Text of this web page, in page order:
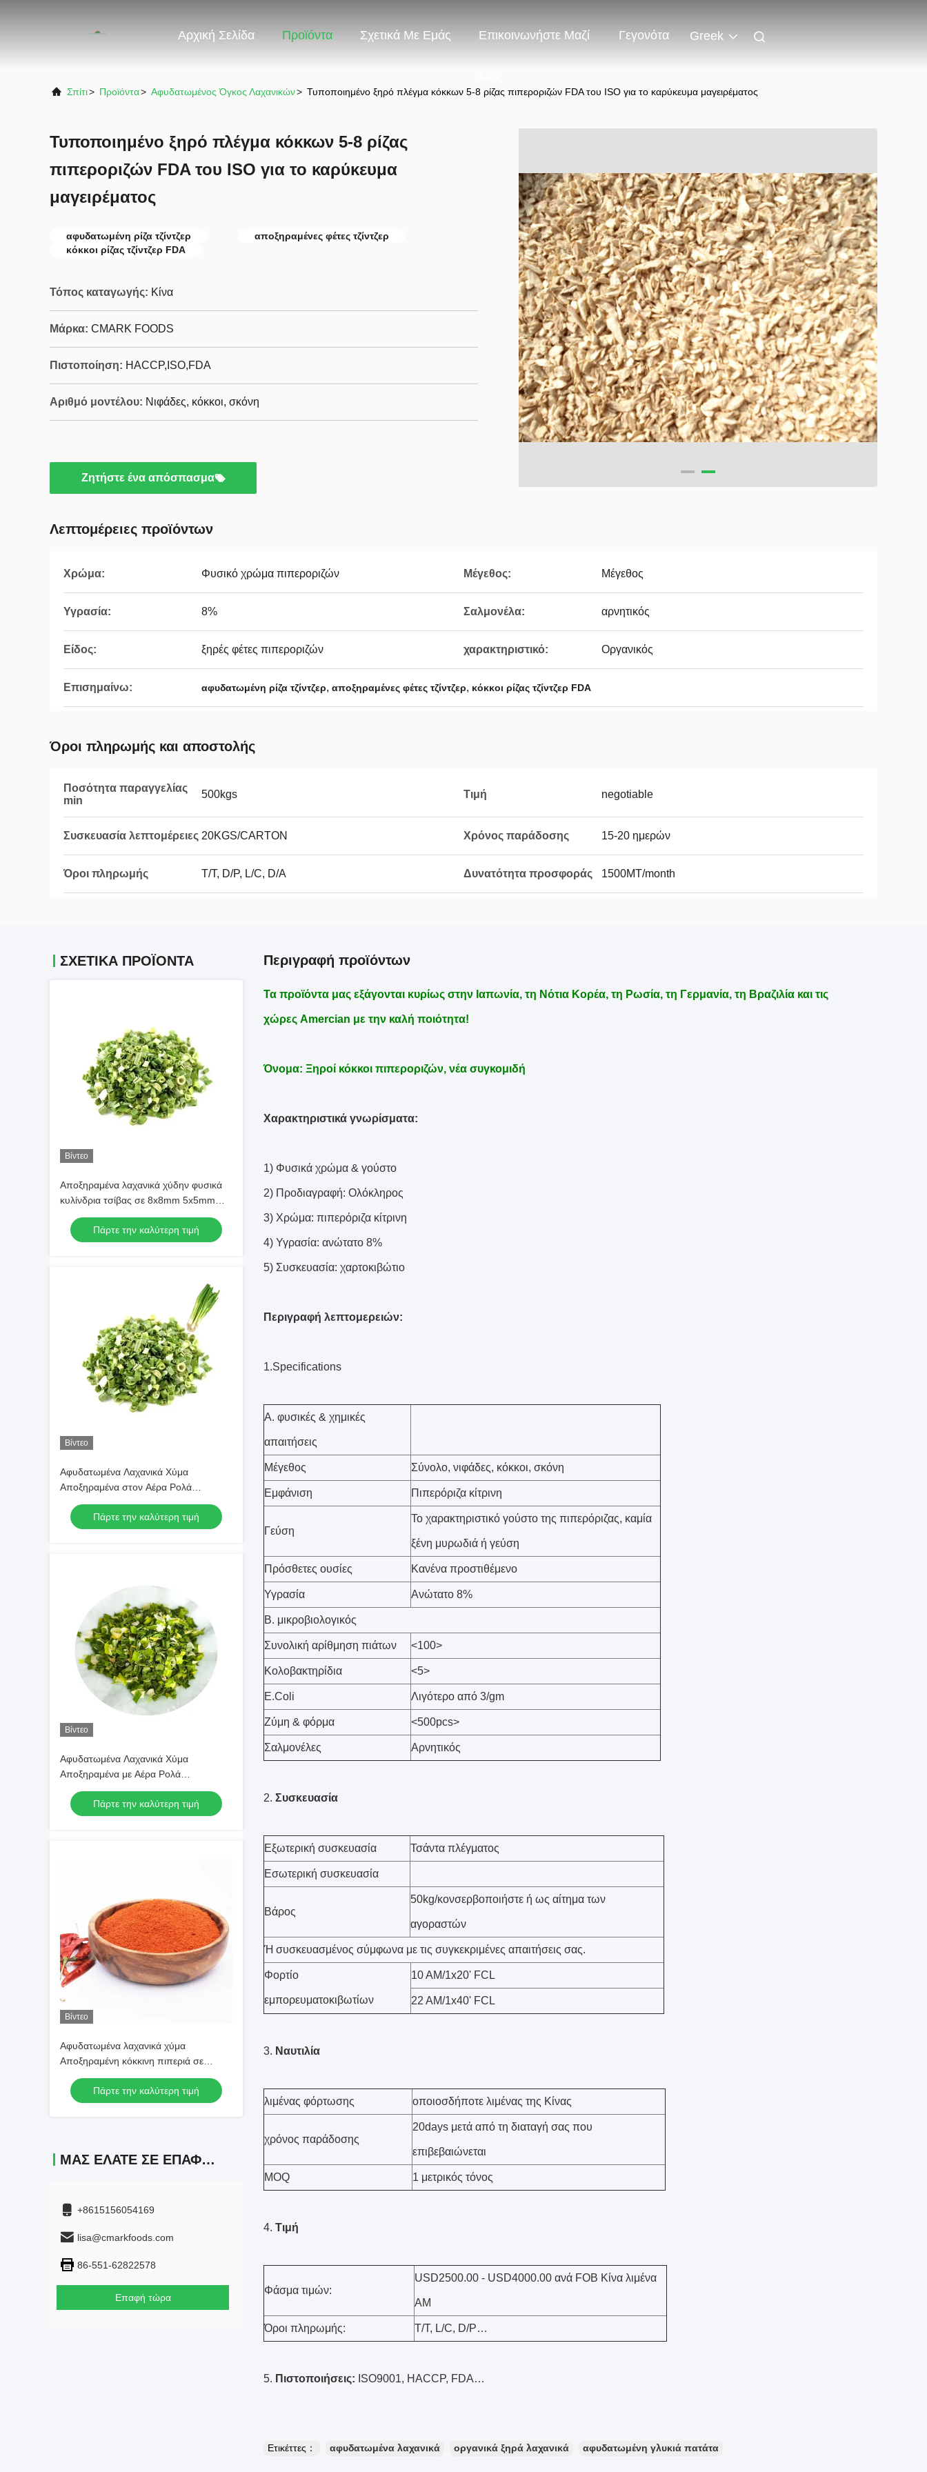
Αρχική Σελίδα Προϊόντα Σχετικά Με Εμάς Επικοινωνήστε Μαζί Γεγονότα Greek
Σπίτι> Προϊόντα> Αφυδατωμένος Όγκος Λαχανικών> Τυποποιημένο ξηρό πλέγμα κόκκων 5-8 ρίζας πιπεροριζών FDA του ISO για το καρύκευμα μαγειρέματος
Τυποποιημένο ξηρό πλέγμα κόκκων 5-8 ρίζας
πιπεροριζών FDA του ISO για το καρύκευμα
μαγειρέματος
αφυδατωμένη ρίζα τζίντζερ
αποξηραμένες φέτες τζίντζερ
κόκκοι ρίζας τζίντζερ FDA
Τόπος καταγωγής: Κίνα
Μάρκα: CMARK FOODS
Πιστοποίηση: HACCP,ISO,FDA
Αριθμό μοντέλου: Νιφάδες, κόκκοι, σκόνη
Ζητήστε ένα απόσπασμα
Λεπτομέρειες προϊόντων
Χρώμα: Φυσικό χρώμα πιπεροριζών Μέγεθος: Μέγεθος
Υγρασία: 8% Σαλμονέλα: αρνητικός
Είδος: ξηρές φέτες πιπεροριζών χαρακτηριστικό: Οργανικός
Επισημαίνω: αφυδατωμένη ρίζα τζίντζερ, αποξηραμένες φέτες τζίντζερ, κόκκοι ρίζας τζίντζερ FDA
Όροι πληρωμής και αποστολής
Ποσότητα παραγγελίας
min
500kgs Τιμή negotiable
Συσκευασία λεπτομέρειες 20KGS/CARTON Χρόνος παράδοσης 15-20 ημερών
Όροι πληρωμής T/T, D/P, L/C, D/A Δυνατότητα προσφοράς 1500MT/month
ΣΧΕΤΙΚΆ ΠΡΟΪΌΝΤΑ
Βίντεο
Αποξηραμένα λαχανικά χύδην φυσικά
κυλίνδρια τσίβας σε 8x8mm 5x5mm
3x3mm Μέγεθος Δεν υπάρχουν
πρόσθετα Προμηθευτής
Πάρτε την καλύτερη τιμή
Βίντεο
Αφυδατωμένα Λαχανικά Χύμα
Αποξηραμένα στον Αέρα Ρολά
Σχοινόπρασου 3*3mm 5*5mm Φυσικό
Χρώμα Γεύση Χωρίς Πρόσθετα
Μέγιστη Υγρασία 7% Συσκευασία σε
Πάρτε την καλύτερη τιμή
Βίντεο
Αφυδατωμένα Λαχανικά Χύμα
Αποξηραμένα με Αέρα Ρολά
Σχοινόπρασου 3*3mm 5*5mm Με
Φυσικό Χρώμα Και Γεύση
Πάρτε την καλύτερη τιμή
Βίντεο
Αφυδατωμένα λαχανικά χύμα
Αποξηραμένη κόκκινη πιπεριά σε
σκόνη SHU30000 Κόκκινη πιπεριά τσίλι
σε σκόνηΠάρτε την καλύτερη τιμή
ΜΑΣ ΕΛΆΤΕ ΣΕ ΕΠΑΦΉ ΜΕ
+8615156054169
lisa@cmarkfoods.com
86-551-62822578
Επαφή τώρα
Περιγραφή προϊόντων
Τα προϊόντα μας εξάγονται κυρίως στην Ιαπωνία, τη Νότια Κορέα, τη Ρωσία, τη Γερμανία, τη Βραζιλία και τις
χώρες Amercian με την καλή ποιότητα!
Όνομα: Ξηροί κόκκοι πιπεροριζών, νέα συγκομιδή
Χαρακτηριστικά γνωρίσματα:
1) Φυσικά χρώμα & γούστο
2) Προδιαγραφή: Ολόκληρος
3) Χρώμα: πιπερόριζα κίτρινη
4) Υγρασία: ανώτατο 8%
5) Συσκευασία: χαρτοκιβώτιο
Περιγραφή λεπτομερειών:
1.Specifications
Α. φυσικές & χημικές
απαιτήσεις
Μέγεθος Σύνολο, νιφάδες, κόκκοι, σκόνη
Εμφάνιση Πιπερόριζα κίτρινη
Γεύση
Το χαρακτηριστικό γούστο της πιπερόριζας, καμία
ξένη μυρωδιά ή γεύση
Πρόσθετες ουσίες Κανένα προστιθέμενο
Υγρασία Ανώτατο 8%
Β. μικροβιολογικός
Συνολική αρίθμηση πιάτων <100>
Κολοβακτηρίδια <5>
E.Coli Λιγότερο από 3/gm
Ζύμη & φόρμα <500pcs>
Σαλμονέλες Αρνητικός
2. Συσκευασία
Εξωτερική συσκευασία Τσάντα πλέγματος
Εσωτερική συσκευασία
Βάρος
50kg/κονσερβοποιήστε ή ως αίτημα των
αγοραστών
Ή συσκευασμένος σύμφωνα με τις συγκεκριμένες απαιτήσεις σας.
Φορτίο
εμπορευματοκιβωτίων
10 ΑΜ/1x20' FCL
22 ΑΜ/1x40' FCL
3. Ναυτιλία
λιμένας φόρτωσης οποιοσδήποτε λιμένας της Κίνας
χρόνος παράδοσης
20days μετά από τη διαταγή σας που
επιβεβαιώνεται
MOQ 1 μετρικός τόνος
4. Τιμή
Φάσμα τιμών:
USD2500.00 - USD4000.00 ανά FOB Κίνα λιμένα
ΑΜ
Όροι πληρωμής: T/T, L/C, D/P…
5. Πιστοποιήσεις: ISO9001, HACCP, FDA…
Ετικέττες： αφυδατωμένα λαχανικά οργανικά ξηρά λαχανικά αφυδατωμένη γλυκιά πατάτα